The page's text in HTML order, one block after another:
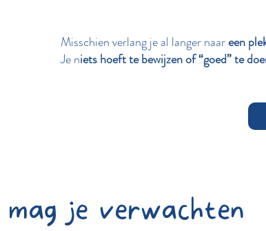
Misschien verlang je al langer naareen
Je niets hoeft te bewijzen of “goed” te
je verwachten